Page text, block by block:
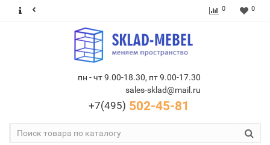
0 0
пн - чт 9.00-18.30, пт 9.00-17.30
sales-sklad@mail.ru
+7(495) 502-45-81